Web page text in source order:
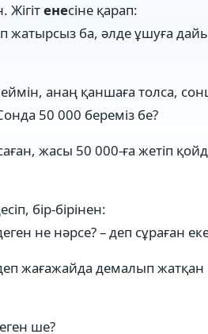
Жігітенесіне қарап:
жатырсыз ба, әлде ұшуға
анаң қаншаға толса,
50 000 береміз бе?
жасы 50 000-ға жетіп
бір-бірінен:
не нәрсе? – деп сұраған
жағажайда демалып жатқан
ше?